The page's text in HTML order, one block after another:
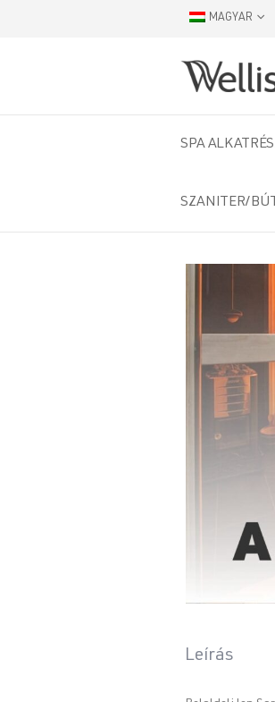
MAGYAR
SPA
SZANITER/
Leírás